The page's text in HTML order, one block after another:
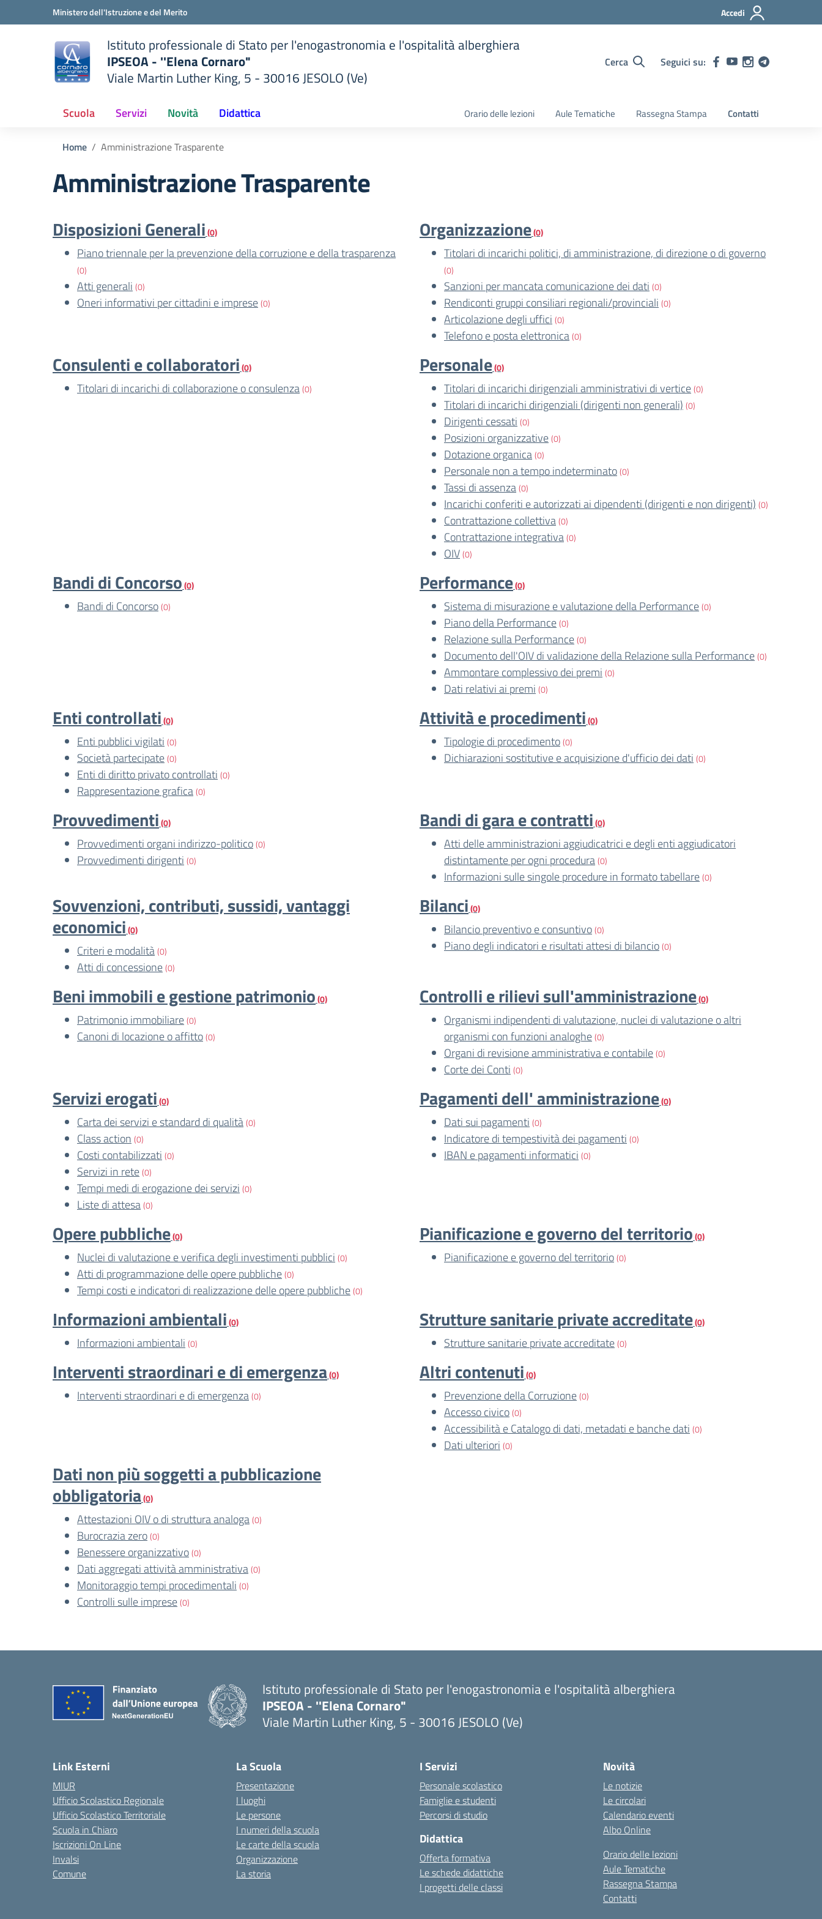
Vai ai contenuti
Vai al menu di navigazioneMinistero dell'Istruzione e del Merito Accedi
Istituto professionale di Stato per l'enogastronomia e l'ospitalità alberghiera
IPSEOA - ''Elena Cornaro"
Viale Martin Luther King, 5 - 30016 JESOLO (Ve)
Cerca Seguici su:
Scuola Servizi Novità Didattica Orario delle lezioni Aule Tematiche Rassegna Stampa Contatti
Home Amministrazione Trasparente
Amministrazione Trasparente
Disposizioni Generali(0)
Piano triennale per la prevenzione della corruzione e della trasparenza
(0)
Atti generali (0)
Oneri informativi per cittadini e imprese(0)
Organizzazione(0)
Titolari di incarichi politici, di amministrazione, di direzione o di governo
(0)
Sanzioni per mancata comunicazione dei dati (0)
Rendiconti gruppi consiliari regionali/provinciali (0)
Articolazione degli uffici (0)
Telefono e posta elettronica(0)
Consulenti e collaboratori(0)
Titolari di incarichi di collaborazione o consulenza(0)
Personale(0)
Titolari di incarichi dirigenziali amministrativi di vertice(0)
Titolari di incarichi dirigenziali (dirigenti non generali) (0)
Dirigenti cessati (0)
Posizioni organizzative(0)
Dotazione organica(0)
Personale non a tempo indeterminato(0)
Tassi di assenza(0)
Incarichi conferiti e autorizzati ai dipendenti (dirigenti e non dirigenti) (0)
Contrattazione collettiva(0)
Contrattazione integrativa(0)
OIV(0)
Bandi di Concorso(0)
Bandi di Concorso(0)
Performance(0)
Sistema di misurazione e valutazione della Performance(0)
Piano della Performance(0)
Relazione sulla Performance(0)
Documento dell'OIV di validazione della Relazione sulla Performance(0)
Ammontare complessivo dei premi (0)
Dati relativi ai premi (0)
Enti controllati(0)
Enti pubblici vigilati (0)
Società partecipate(0)
Enti di diritto privato controllati (0)
Rappresentazione grafica(0)
Attività e procedimenti(0)
Tipologie di procedimento(0)
Dichiarazioni sostitutive e acquisizione d'ufficio dei dati (0)
Provvedimenti(0)
Provvedimenti organi indirizzo-politico(0)
Provvedimenti dirigenti (0)
Bandi di gara e contratti(0)
Atti delle amministrazioni aggiudicatrici e degli enti aggiudicatori
distintamente per ogni procedura(0)
Informazioni sulle singole procedure in formato tabellare(0)
Sovvenzioni, contributi, sussidi, vantaggi
economici(0)
Criteri e modalità(0)
Atti di concessione(0)
Bilanci(0)
Bilancio preventivo e consuntivo(0)
Piano degli indicatori e risultati attesi di bilancio(0)
Beni immobili e gestione patrimonio(0)
Patrimonio immobiliare(0)
Canoni di locazione o affitto(0)
Controlli e rilievi sull'amministrazione(0)
Organismi indipendenti di valutazione, nuclei di valutazione o altri
organismi con funzioni analoghe(0)
Organi di revisione amministrativa e contabile(0)
Corte dei Conti (0)
Servizi erogati(0)
Carta dei servizi e standard di qualità(0)
Class action (0)
Costi contabilizzati (0)
Servizi in rete(0)
Tempi medi di erogazione dei servizi (0)
Liste di attesa(0)
Pagamenti dell' amministrazione(0)
Dati sui pagamenti (0)
Indicatore di tempestività dei pagamenti (0)
IBAN e pagamenti informatici (0)
Opere pubbliche(0)
Nuclei di valutazione e verifica degli investimenti pubblici (0)
Atti di programmazione delle opere pubbliche(0)
Tempi costi e indicatori di realizzazione delle opere pubbliche(0)
Pianificazione e governo del territorio(0)
Pianificazione e governo del territorio(0)
Informazioni ambientali(0)
Informazioni ambientali (0)
Strutture sanitarie private accreditate(0)
Strutture sanitarie private accreditate(0)
Interventi straordinari e di emergenza(0)
Interventi straordinari e di emergenza(0)
Altri contenuti(0)
Prevenzione della Corruzione(0)
Accesso civico(0)
Accessibilità e Catalogo di dati, metadati e banche dati (0)
Dati ulteriori (0)
Dati non più soggetti a pubblicazione
obbligatoria(0)
Attestazioni OIV o di struttura analoga(0)
Burocrazia zero(0)
Benessere organizzativo(0)
Dati aggregati attività amministrativa(0)
Monitoraggio tempi procedimentali (0)
Controlli sulle imprese(0)
Istituto professionale di Stato per l'enogastronomia e l'ospitalità alberghiera
IPSEOA - ''Elena Cornaro"
Viale Martin Luther King, 5 - 30016 JESOLO (Ve)
Link Esterni
MIUR
Ufficio Scolastico Regionale
Ufficio Scolastico Territoriale
Scuola in Chiaro
Iscrizioni On Line
Invalsi
Comune
La Scuola
Presentazione
I luoghi
Le persone
I numeri della scuola
Le carte della scuola
Organizzazione
La storia
I Servizi
Personale scolastico
Famiglie e studenti
Percorsi di studio
Didattica
Offerta formativa
Le schede didattiche
I progetti delle classi
Novità
Le notizie
Le circolari
Calendario eventi
Albo Online
Orario delle lezioni
Aule Tematiche
Rassegna Stampa
Contatti